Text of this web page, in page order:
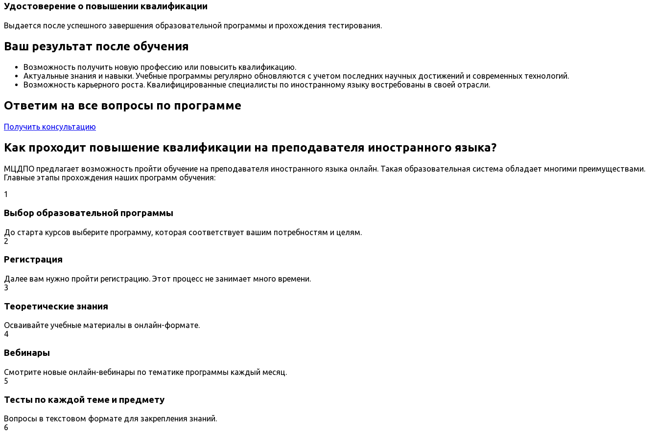
Удостоверение о повышении квалификации
Выдается после успешного завершения образовательной программы и прохождения тестирования.
Ваш результат после обучения
Возможность получить новую профессию или повысить квалификацию.
Актуальные знания и навыки. Учебные программы регулярно обновляются с учетом последних научных достижений и современных технологий.
Возможность карьерного роста. Квалифицированные специалисты по иностранному языку востребованы в своей отрасли.
Ответим на все вопросы по программе
Получить консультацию
Как проходит повышение квалификации на преподавателя иностранного языка?
МЦДПО предлагает возможность пройти обучение на преподавателя иностранного языка онлайн. Такая образовательная система обладает многими преимуществами.
Главные этапы прохождения наших программ обучения:
1
Выбор образовательной программы
До старта курсов выберите программу, которая соответствует вашим потребностям и целям.
2
Регистрация
Далее вам нужно пройти регистрацию. Этот процесс не занимает много времени.
3
Теоретические знания
Осваивайте учебные материалы в онлайн-формате.
4
Вебинары
Смотрите новые онлайн-вебинары по тематике программы каждый месяц.
5
Тесты по каждой теме и предмету
Вопросы в текстовом формате для закрепления знаний.
6